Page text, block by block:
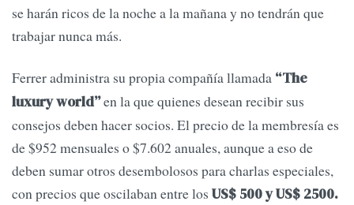
se harán ricos de la noche a la mañana y no tendrán que
trabajar nunca más.
Ferrer administra su propia compañía llamada “The
luxury world”en la que quienes desean recibir sus
consejos deben hacer socios. El precio de la membresía es
de $952 mensuales o $7.602 anuales, aunque a eso de
deben sumar otros desembolosos para charlas especiales,
con precios que oscilaban entre los US$ 500 y US$ 2500.